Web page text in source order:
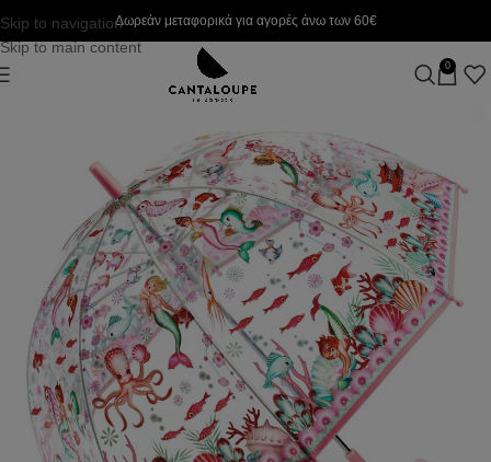
Skip to navigation
Skip to main content
Δωρεάν μεταφορικά για αγορές άνω των 60€
0